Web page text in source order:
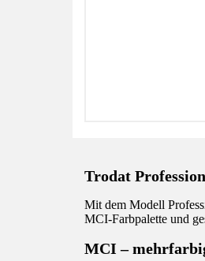
Trodat
Mit dem Modell
MCI-Farbpalette und
MCI –